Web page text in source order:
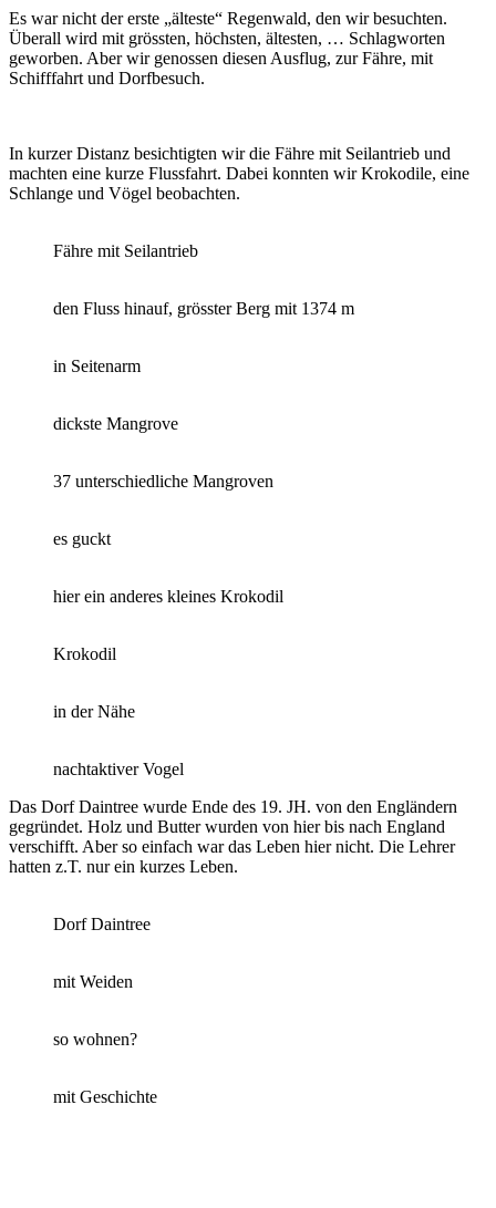
Es war nicht der erste „älteste“ Regenwald, den wir besuchten.
Überall wird mit grössten, höchsten, ältesten, … Schlagworten
geworben. Aber wir genossen diesen Ausflug, zur Fähre, mit
Schifffahrt und Dorfbesuch.
In kurzer Distanz besichtigten wir die Fähre mit Seilantrieb und
machten eine kurze Flussfahrt. Dabei konnten wir Krokodile, eine
Schlange und Vögel beobachten.
Fähre mit Seilantrieb
den Fluss hinauf, grösster Berg mit 1374 m
in Seitenarm
dickste Mangrove
37 unterschiedliche Mangroven
es guckt
hier ein anderes kleines Krokodil
Krokodil
in der Nähe
nachtaktiver Vogel
Das Dorf Daintree wurde Ende des 19. JH. von den Engländern
gegründet. Holz und Butter wurden von hier bis nach England
verschifft. Aber so einfach war das Leben hier nicht. Die Lehrer
hatten z.T. nur ein kurzes Leben.
Dorf Daintree
mit Weiden
so wohnen?
mit Geschichte